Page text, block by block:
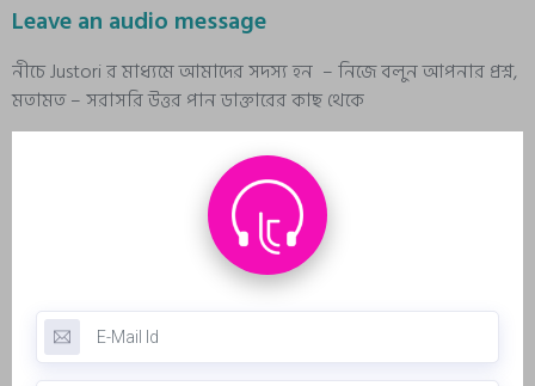
Leave an audio message
নীচে Justori র মাধ্যমে আমাদের সদস্য হন – নিজে বলুন আপনার প্রশ্ন,
মতামত – সরাসরি উত্তর পান ডাক্তারের কাছ থেকে